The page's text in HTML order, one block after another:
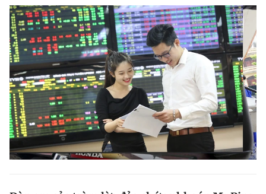
Chuyên mục khác
Chào ngày mới Tin 24h
Tin thị trường Tin 360
Video Magazine
Sản phẩm khác
Tin đã xem
Đăng xuất